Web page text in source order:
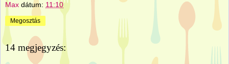
Max dátum: 11:10
Megosztás
14 megjegyzés: